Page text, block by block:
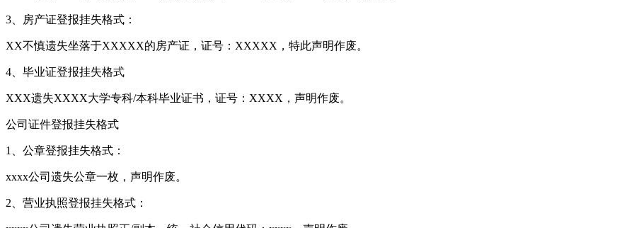
3、房产证登报挂失格式：
XX不慎遗失坐落于XXXXX的房产证，证号：XXXXX，特此声明作废。
4、毕业证登报挂失格式
XXX遗失XXXX大学专科/本科毕业证书，证号：XXXX，声明作废。
公司证件登报挂失格式
1、公章登报挂失格式：
xxxx公司遗失公章一枚，声明作废。
2、营业执照登报挂失格式：